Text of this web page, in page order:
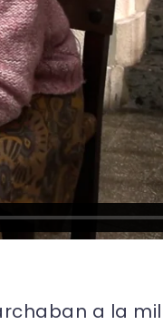
a la